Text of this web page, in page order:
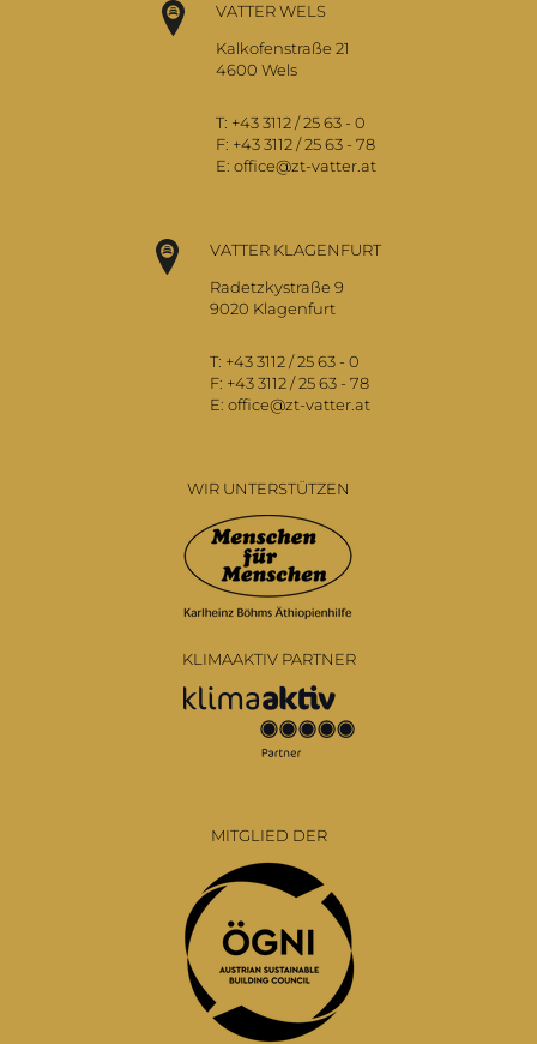
VATTER WELS
Kalkofenstraße 21
4600 Wels
T: +43 3112 / 25 63 - 0
F: +43 3112 / 25 63 - 78
E: office@zt-vatter.at
VATTER KLAGENFURT
Radetzkystraße 9
9020 Klagenfurt
T: +43 3112 / 25 63 - 0
F: +43 3112 / 25 63 - 78
E: office@zt-vatter.at
WIR UNTERSTÜTZEN
KLIMAAKTIV PARTNER
MITGLIED DER